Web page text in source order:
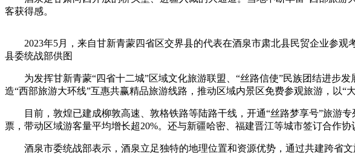
客获得感。
2023年5月，来自甘新青蒙四省区交界县的代表在酒泉市肃北县民贸企业参
县委统战部供图
为发挥甘新青蒙“四省十二城”区域文化旅游联盟、“丝路信使”民族团结进步
造“西部旅游大环线”互惠共赢精品旅游线路，推动区域内景区免费参观旅游，以“
目前，敦煌已建成柳敦高速、敦格铁路等陆路干线，开通“丝路梦享号”旅游专
票，带动区域游客量平均增长超20%。还与新疆哈密、福建晋江等城市签订合作协
酒泉市委统战部表示，酒泉立足独特的地理位置和资源优势，通过共建跨省文